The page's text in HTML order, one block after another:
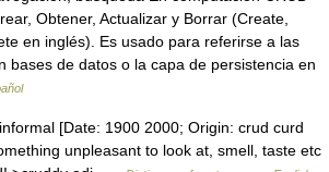
Obtener, Actualizar y Borrar (Create,
en inglés). Es usado para referirse a las
bases de datos o la capa de persistencia en
[Date: 1900 2000; Origin: crud curd
unpleasant to look at, smell, taste etc